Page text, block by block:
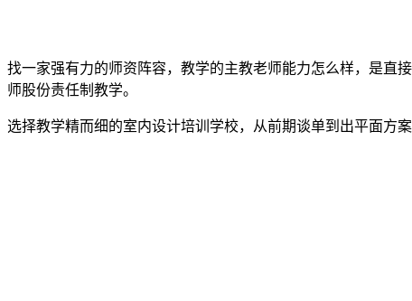
找一家强有力的师资阵容，教学的主教老师能力怎么样，是直
师股份责任制教学。
选择教学精而细的室内设计培训学校，从前期谈单到出平面方